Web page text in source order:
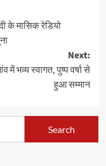
के मासिक रेडियो
Next:
में भव्य स्वागत, पुष्प वर्षा से
हुआ सम्मान